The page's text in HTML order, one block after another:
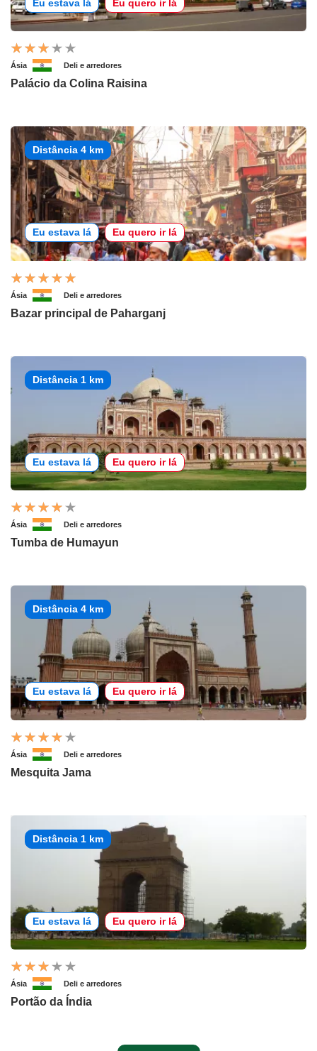
Eu estava lá Eu quero ir lá
Ásia Deli e arredores
Palácio da Colina Raisina
Distância 4 km
Eu estava lá Eu quero ir lá
Ásia Deli e arredores
Bazar principal de Paharganj
Distância 1 km
Eu estava lá Eu quero ir lá
Ásia Deli e arredores
Tumba de Humayun
Distância 4 km
Eu estava lá Eu quero ir lá
Ásia Deli e arredores
Mesquita Jama
Distância 1 km
Eu estava lá Eu quero ir lá
Ásia Deli e arredores
Portão da Índia